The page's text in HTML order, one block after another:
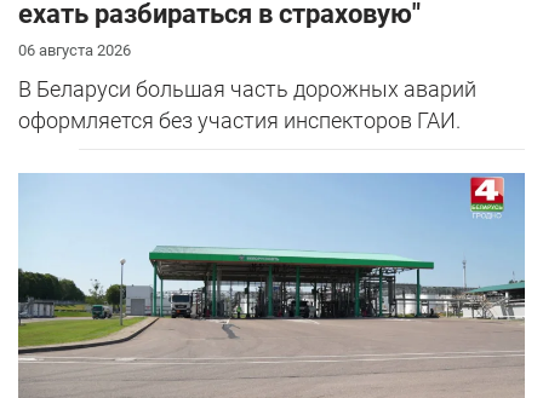
ехать разбираться в страховую"
06 августа 2026
В Беларуси большая часть дорожных аварий
оформляется без участия инспекторов ГАИ.